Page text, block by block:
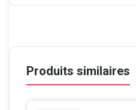
Produits similaires